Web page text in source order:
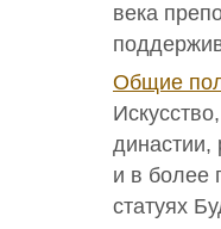
века
Общие
династии,
и в более
статуях